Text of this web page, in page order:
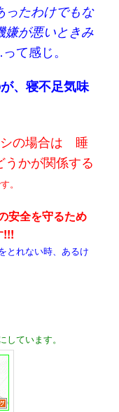
たわけでもな
嫌が悪いときみ
て感じ。
、寝不足気味
の場合は 睡
かが関係する
。
安全を守るため
!!!
とれない時、あるけ
ています。